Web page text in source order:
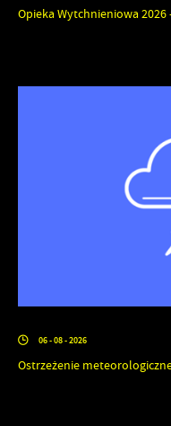
Opieka Wytchnieniowa
06 - 08 - 2026
Ostrzeżenie